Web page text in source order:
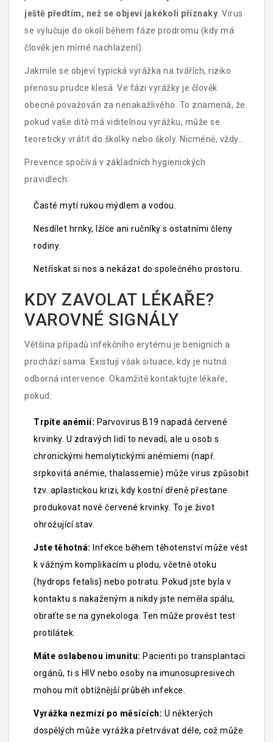
ještě předtím, než se objeví jakékoli příznaky. Virus
se vylučuje do okolí během fáze prodromu (kdy má
člověk jen mírné nachlazení).
Jakmile se objeví typická vyrážka na tvářích, riziko
přenosu prudce klesá. Ve fázi vyrážky je člověk
obecně považován za nenakažlivého. To znamená, že
pokud vaše dítě má viditelnou vyrážku, může se
teoreticky vrátit do školky nebo školy. Nicméně, vždy
se poraďte s pediatrem, zejména pokud má dítě další
zdravotní potíže.
Prevence spočívá v základních hygienických
pravidlech:
Časté mytí rukou mýdlem a vodou.
Nesdílet hrnky, lžíce ani ručníky s ostatními členy
rodiny.
Netřískat si nos a nekázat do společného prostoru.
KDY ZAVOLAT LÉKAŘE?
VAROVNÉ SIGNÁLY
Většina případů infekčního erytému je benigních a
prochází sama. Existují však situace, kdy je nutná
odborná intervence. Okamžitě kontaktujte lékaře,
pokud:
Trpíte anémií: Parvovirus B19 napadá červené
krvinky. U zdravých lidí to nevadí, ale u osob s
chronickými hemolytickými anémiemi (např.
srpkovitá anémie, thalassemie) může virus způsobit
tzv. aplastickou krizi, kdy kostní dřeně přestane
produkovat nové červené krvinky. To je život
ohrožující stav.
Jste těhotná: Infekce během těhotenství může vést
k vážným komplikacím u plodu, včetně otoku
(hydrops fetalis) nebo potratu. Pokud jste byla v
kontaktu s nakaženým a nikdy jste neměla spálu,
obraťte se na gynekologa. Ten může provést test
protilátek.
Máte oslabenou imunitu: Pacienti po transplantaci
orgánů, ti s HIV nebo osoby na imunosupresivech
mohou mít obtížnější průběh infekce.
Vyrážka nezmizí po měsících: U některých
dospělých může vyrážka přetrvávat déle, což může